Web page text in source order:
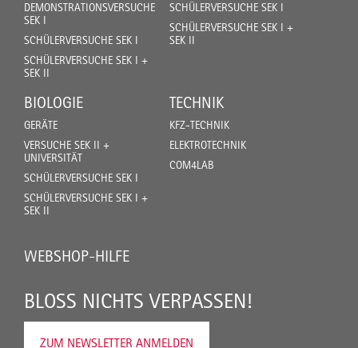
DEMONSTRATIONSVERSUCHE
SEK I
SCHÜLERVERSUCHE SEK I
SCHÜLERVERSUCHE SEK I +
SEK II
SCHÜLERVERSUCHE SEK I
SCHÜLERVERSUCHE SEK I +
SEK II
BIOLOGIE
GERÄTE
VERSUCHE SEK II +
UNIVERSITÄT
SCHÜLERVERSUCHE SEK I
SCHÜLERVERSUCHE SEK I +
SEK II
TECHNIK
KFZ-TECHNIK
ELEKTROTECHNIK
COM4LAB
WEBSHOP-HILFE
BLOSS NICHTS VERPASSEN!
ZUM NEWSLETTER ANMELDEN